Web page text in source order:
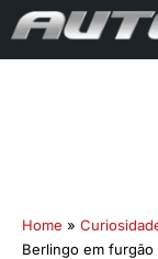
Home »
Berlingo em furgão